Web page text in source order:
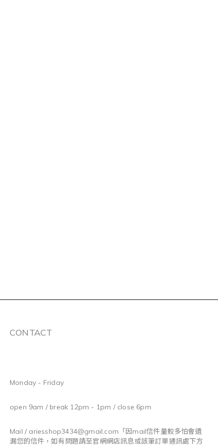
CONTACT
Monday - Friday
open 9am / break 12pm - 1pm / close 6pm
Mail / ariesshop3434@gmail.com 「因mail信件量較多怕會遺
漏您的信件，如有問題請至官網網店訊息或該筆訂單通訊處下方